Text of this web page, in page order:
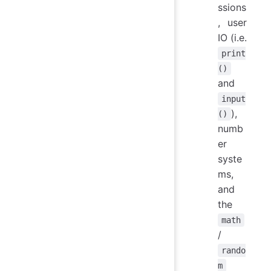
ssions
, user
IO (i.e.
print
()
and
input
() ),
numb
er
syste
ms,
and
the
math
/
rando
m